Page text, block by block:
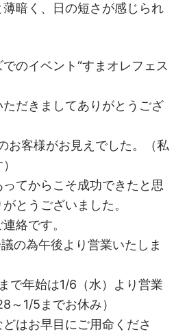
暗く、日の短さが感じられ
のイベント“すまオレフェス
だきましてありがとうござ
お客様がお見えでした。（私
てからこそ成功できたと思
とうございました。
絡です。
の為午後より営業いたしま
で年始は1/6（水）より営業
～1/5までお休み）
はお早目にご用命くださ